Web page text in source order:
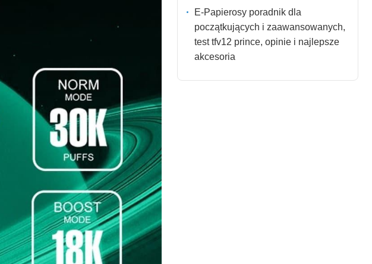
E-Papierosy poradnik dla
początkujących i zaawansowanych,
test tfv12 prince, opinie i najlepsze
akcesoria